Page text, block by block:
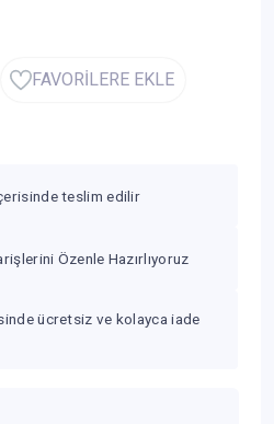
FAVORİLERE EKLE
teslim edilir
Özenle Hazırlıyoruz
ücretsiz ve kolayca iade